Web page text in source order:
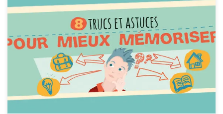
Retrouvez, dans une infographie, 8 trucs et astuces pour
mieux mémoriser ! Possibilité de télécharger cette
infographie en PDF sur le site de Hoptoys Lien :
https://www.bloghoptoys.fr/infographie-8-trucs-astuces-
mieux-memoriser